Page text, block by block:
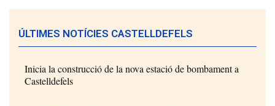
ÚLTIMES NOTÍCIES CASTELLDEFELS
Inicia la construcció de la nova estació de bombament a
Castelldefels